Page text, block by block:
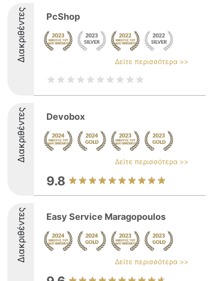
Διακριθέντες PcShop
Δείτε περισσότερα >>
Διακριθέντες Devobox
Δείτε περισσότερα >>
9.8
Διακριθέντες Easy Service Maragopoulos
Δείτε περισσότερα >>